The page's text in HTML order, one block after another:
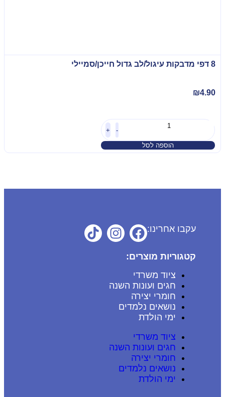
₪4.90
+
הוספה לסל
עקבו אחרינו:
קטגוריות מוצרים:
ציוד משרדי
חגים ועונות השנה
חומרי יצירה
נושאים נלמדים
ימי הולדת
ציוד משרדי
חגים ועונות השנה
חומרי יצירה
נושאים נלמדים
ימי הולדת